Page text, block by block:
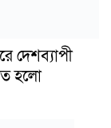
দেশব্যাপী
হলো